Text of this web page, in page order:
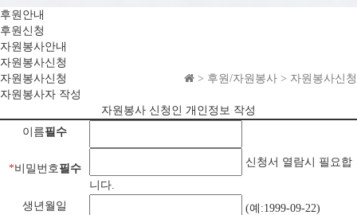
후원안내
후원신청
자원봉사안내
자원봉사신청
> 후원/자원봉사 > 자원봉사신청
자원봉사신청
자원봉사자 작성
자원봉사 신청인 개인정보 작성
이름필수
*비밀번호필수
신청서 열람시 필요합
니다.
생년월일
(예:1999-09-22)